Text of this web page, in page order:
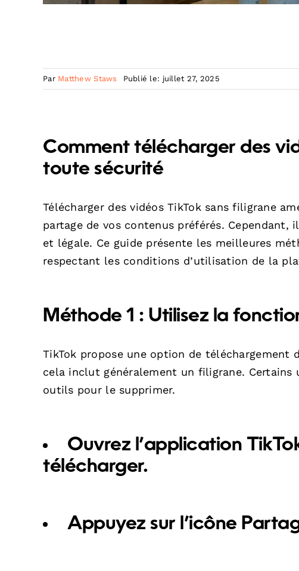
Par Matthew Staws Publié le: juillet 27, 2025
Comment télécharger des
toute sécurité
Télécharger des vidéos TikTok sans filigrane
partage de vos contenus préférés.
et légale. Ce guide présente les meilleures
respectant les conditions d’utilisation de la
Méthode 1 : Utilisez la
TikTok propose une option de téléchargement
cela inclut généralement un filigrane.
outils pour le supprimer.
Ouvrez l’application
télécharger.
Appuyez sur l’icône